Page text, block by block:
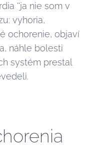
''ja nie som v
vyhoria,
ochorenie, objaví
náhle bolesti
systém prestal